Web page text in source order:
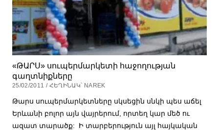
«ԹԱՐՍ» սուպերմարկետի հաջողության
գաղտնիքները
25/02/2011 / ՀԵՂԻՆԱԿ՝ NAREK
Թարս սուպերմարկետները սկսեցին սնկի պես աճել
Երևանի բոլոր այն վայրերում, որտեղ կար մեծ ու
ազատ տարածք: Ի տարբերություն այլ հայկական